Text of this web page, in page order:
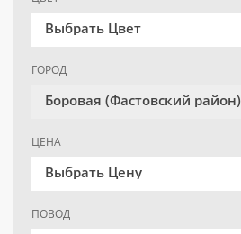
Выбрать Цвет
ГОРОД
Боровая (Фастовский район)
ЦЕНА
Выбрать Цену
ПОВОД